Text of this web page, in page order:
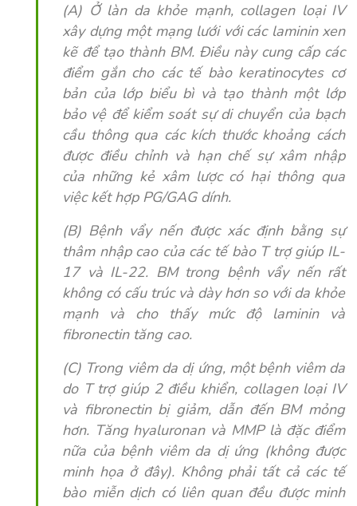
(A) Ở làn da khỏe mạnh, collagen loại IV
xây dựng một mạng lưới với các laminin xen
kẽ để tạo thành BM. Điều này cung cấp các
điểm gắn cho các tế bào keratinocytes cơ
bản của lớp biểu bì và tạo thành một lớp
bảo vệ để kiểm soát sự di chuyển của bạch
cầu thông qua các kích thước khoảng cách
được điều chỉnh và hạn chế sự xâm nhập
của những kẻ xâm lược có hại thông qua
việc kết hợp PG/GAG dính.
(B) Bệnh vẩy nến được xác định bằng sự
thâm nhập cao của các tế bào T trợ giúp IL-
17 và IL-22. BM trong bệnh vẩy nến rất
không có cấu trúc và dày hơn so với da khỏe
mạnh và cho thấy mức độ laminin và
fibronectin tăng cao.
(C) Trong viêm da dị ứng, một bệnh viêm da
do T trợ giúp 2 điều khiển, collagen loại IV
và fibronectin bị giảm, dẫn đến BM mỏng
hơn. Tăng hyaluronan và MMP là đặc điểm
nữa của bệnh viêm da dị ứng (không được
minh họa ở đây). Không phải tất cả các tế
bào miễn dịch có liên quan đều được minh